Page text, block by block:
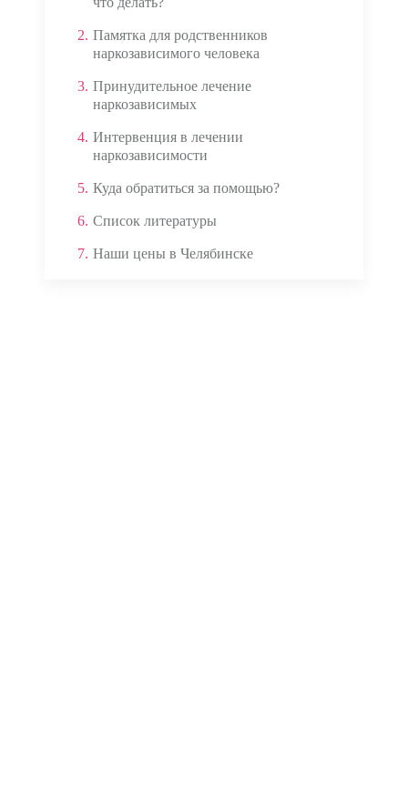
2. Памятка для родственников
наркозависимого человека
3. Принудительное лечение
наркозависимых
4. Интервенция в лечении
наркозависимости
5. Куда обратиться за помощью?
6. Список литературы
7. Наши цены в Челябинске